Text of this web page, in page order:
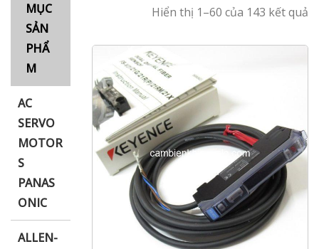
MỤC
SẢN
PHẨ
M
AC
SERVO
MOTOR
S
PANAS
ONIC
ALLEN-
Hiển thị 1–60 của 143 kết quả
XNK